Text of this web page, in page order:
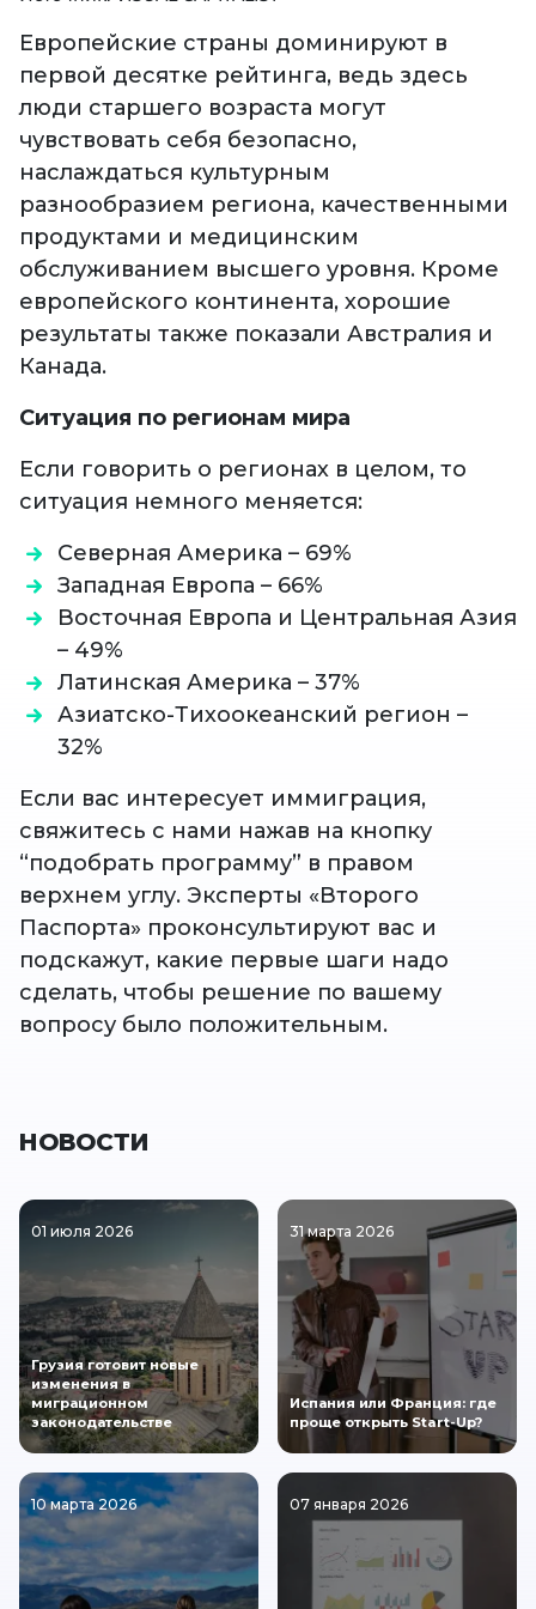
Европейские страны доминируют в
первой десятке рейтинга, ведь здесь
люди старшего возраста могут
чувствовать себя безопасно,
наслаждаться культурным
разнообразием региона, качественными
продуктами и медицинским
обслуживанием высшего уровня. Кроме
европейского континента, хорошие
результаты также показали Австралия и
Канада.
Ситуация по регионам мира
Если говорить о регионах в целом, то
ситуация немного меняется:
Северная Америка – 69%
Западная Европа – 66%
Восточная Европа и Центральная Азия
– 49%
Латинская Америка – 37%
Азиатско-Тихоокеанский регион –
32%
Если вас интересует иммиграция,
свяжитесь с нами нажав на кнопку
“подобрать программу” в правом
верхнем углу. Эксперты «Второго
Паспорта» проконсультируют вас и
подскажут, какие первые шаги надо
сделать, чтобы решение по вашему
вопросу было положительным.
НОВОСТИ
01 июля 2026
Грузия готовит новые
изменения в
миграционном
законодательстве
31 марта 2026
Испания или Франция: где
проще открыть Start-Up?
10 марта 2026 07 января 2026